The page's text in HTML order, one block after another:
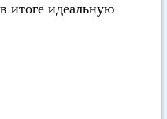
итоге идеальную